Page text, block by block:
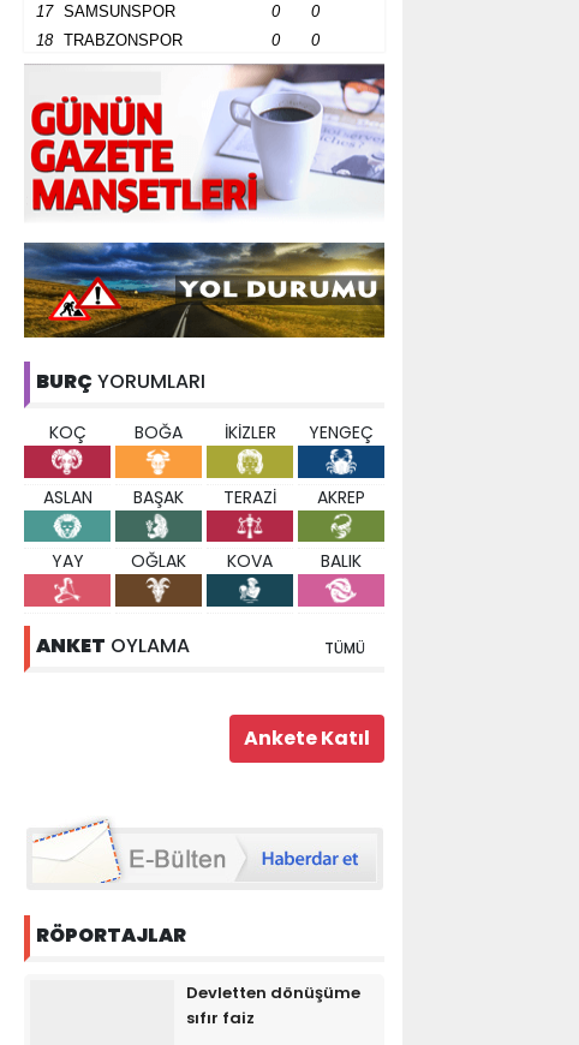
17
SAMSUNSPOR 0
0
18
TRABZONSPOR 0 0
BURÇ YORUMLARI
KOÇ BOĞA İKİZLER YENGEÇ
ASLAN BAŞAK TERAZİ AKREP
YAY OĞLAK KOVA BALIK
ANKET OYLAMA TÜMÜ
RÖPORTAJLAR
Devletten dönüşüme
sıfır faiz